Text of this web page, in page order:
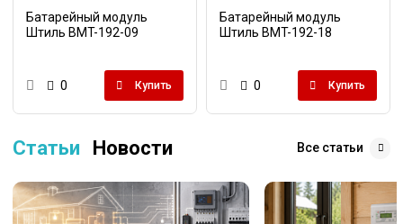
Батарейный модуль
Штиль BMT-192-09
0 Купить
Батарейный модуль
Штиль BMT-192-18
0 Купить
Статьи Новости Все статьи